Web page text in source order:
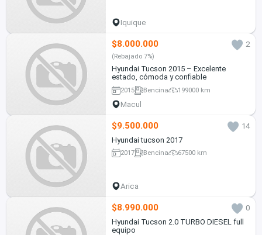
Iquique
$8.000.000 2
(Rebajado 7%)
Hyundai Tucson 2015 – Excelente
estado, cómoda y confiable
2015 Bencina 199000 km
Macul
$9.500.000
14
Hyundai tucson 2017
2017 Bencina 67500 km
Arica
$8.990.000
0
Hyundai Tucson 2.0 TURBO DIESEL full
equipo